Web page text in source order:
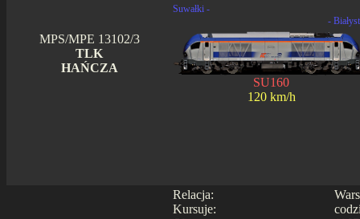
MPS/MPE 13102/3
TLK
HAŃCZA
Suwałki -
-
SU160
120 km/h
Relacja:
Kursuje: